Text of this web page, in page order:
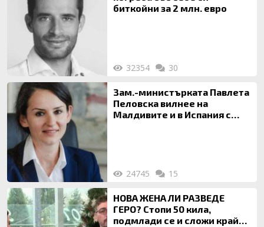
биткойни за 2 млн. евро
32354 30
Зам.-министърката Павлета
Пеловска вилнее на
Малдивите и в Испания с
24745 15
НОВА ЖЕНА ЛИ РАЗВЕДЕ
ГЕРО? Стопи 50 кила,
подмлади се и сложи край